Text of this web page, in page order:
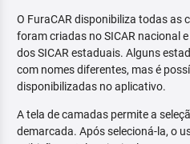
O FuraCAR disponibiliza todas as
foram criadas no SICAR nacional
dos SICAR estaduais. Alguns
com nomes diferentes, mas é
disponibilizadas no aplicativo.
A tela de camadas permite a
demarcada. Após selecioná-la, o